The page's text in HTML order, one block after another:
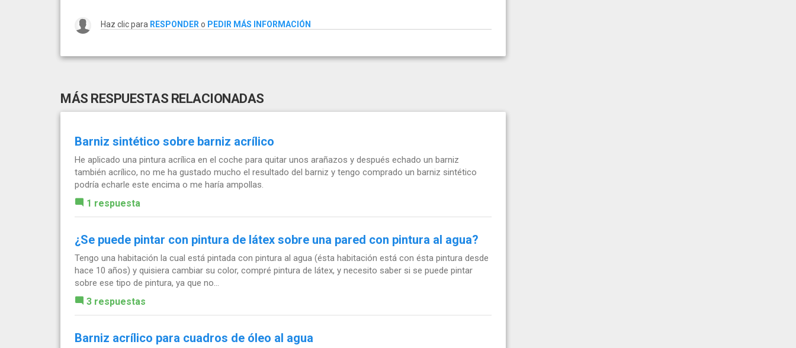
Haz clic para RESPONDER o PEDIR MÁS INFORMACIÓN
MÁS RESPUESTAS RELACIONADAS
Barniz sintético sobre barniz acrílico
He aplicado una pintura acrílica en el coche para quitar unos arañazos y después echado un barniz
también acrílico, no me ha gustado mucho el resultado del barniz y tengo comprado un barniz sintético
podría echarle este encima o me haría ampollas.
1 respuesta
¿Se puede pintar con pintura de látex sobre una pared con pintura al agua?
Tengo una habitación la cual está pintada con pintura al agua (ésta habitación está con ésta pintura desde
hace 10 años) y quisiera cambiar su color, compré pintura de látex, y necesito saber si se puede pintar
sobre ese tipo de pintura, ya que no...
3 respuestas
Barniz acrílico para cuadros de óleo al agua